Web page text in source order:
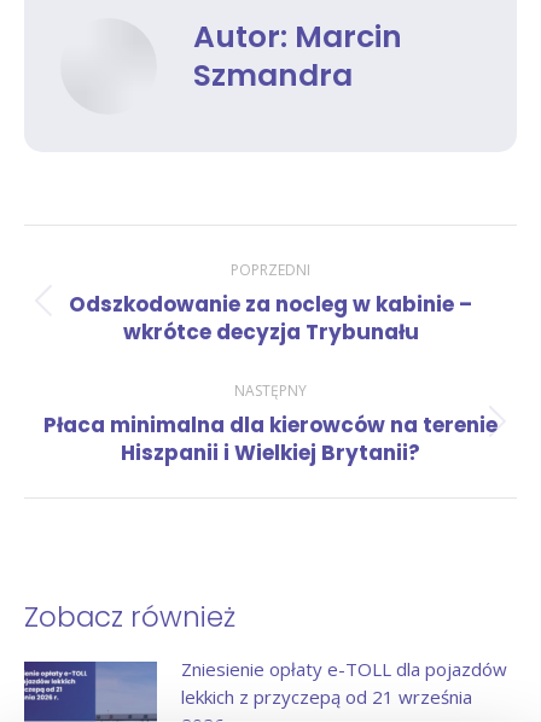
Autor: Marcin
Szmandra
Nawigacja
wpisów
POPRZEDNI
Poprzedni
wpis:
Odszkodowanie za nocleg w kabinie –
wkrótce decyzja Trybunału
NASTĘPNY
Następny
wpis:
Płaca minimalna dla kierowców na terenie
Hiszpanii i Wielkiej Brytanii?
Zobacz również
Zniesienie opłaty e-TOLL dla pojazdów
lekkich z przyczepą od 21 września